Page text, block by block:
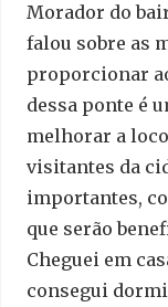
Morador do
falou sobre as
proporcionar
dessa ponte é
melhorar a
visitantes da
importantes,
que serão
Cheguei em
consegui